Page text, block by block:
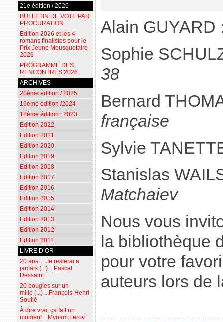
Alain GUYARD
Sophie
38
Bernard
française
Sylvie
Stanislas
Matchaiev
Nous vous
la bibliothèque
pour votre
auteurs lors de
21e édition / 2026
BULLETIN DE VOTE PAR
PROCURATION
Edition 2026 et les 4
romans finalistes pour le
Prix Jeune Mousquetaire
2026
PROGRAMME DES
RENCONTRES 2026
ARCHIVES
20ème édition / 2025
19ème édition /2024
18ème édition : 2023
Edition 2022
Edition 2021
Edition 2020
Edition 2019
Edition 2018
Edition 2017
Edition 2016
Edition 2015
Edition 2014
Edition 2013
Edition 2012
Edition 2011
LIVRE D’OR
20 ans… Je resterai à
jamais (...) ...Pascal
Dessaint
20 bougies sur un
mille (...) ...François-Henri
Soulié
À dire vrai, ça fait un
moment ...Myriam Leroy